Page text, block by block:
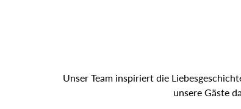
Unser Team inspiriert die
unsere Gäste